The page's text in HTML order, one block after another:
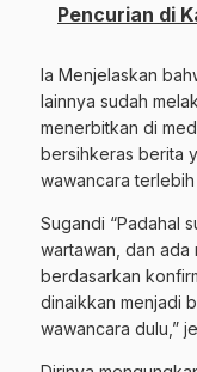
Pencurian di
Ia Menjelaskan
lainnya sudah
menerbitkan di
bersihkeras berita
wawancara terlebih
Sugandi “Padahal
wartawan, dan ada
berdasarkan
dinaikkan menjadi
wawancara dulu,”